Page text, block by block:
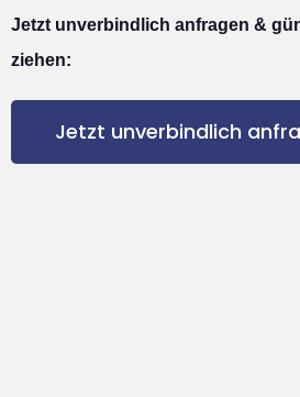
Jetzt unverbindlich anfragen &
ziehen:
Jetzt unverbindlich